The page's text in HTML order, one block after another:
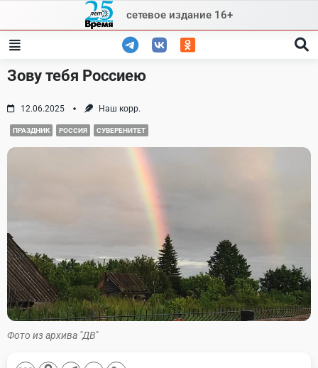
content
сетевое издание 16+
Зову тебя Россиею
12.06.2025 Наш корр.
ПРАЗДНИК РОССИЯ СУВЕРЕНИТЕТ
Фото из архива "ДВ"